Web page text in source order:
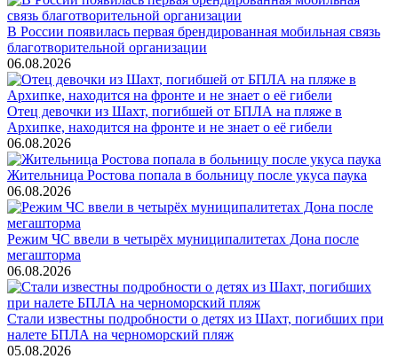
В России появилась первая брендированная мобильная связь
благотворительной организации
06.08.2026
Отец девочки из Шахт, погибшей от БПЛА на пляже в
Архипке, находится на фронте и не знает о её гибели
06.08.2026
Жительница Ростова попала в больницу после укуса паука
06.08.2026
Режим ЧС ввели в четырёх муниципалитетах Дона после
мегашторма
06.08.2026
Стали известны подробности о детях из Шахт, погибших при
налете БПЛА на черноморский пляж
05.08.2026